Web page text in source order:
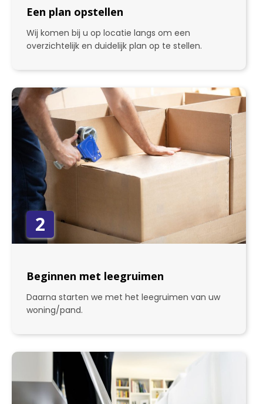
Een plan opstellen
Wij komen bij u op locatie langs om een
overzichtelijk en duidelijk plan op te stellen.
2
Beginnen met leegruimen
Daarna starten we met het leegruimen van uw
woning/pand.